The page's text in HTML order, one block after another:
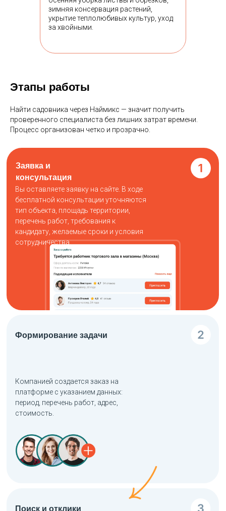
зимняя консервация растений,
укрытие теплолюбивых культур, уход
за хвойными.
Этапы работы
Найти садовника через Наймикс — значит получить
проверенного специалиста без лишних затрат времени.
Процесс организован четко и прозрачно.
Заявка и
консультация
Вы оставляете заявку на сайте. В ходе
бесплатной консультации уточняются
тип объекта, площадь территории,
перечень работ, требования к
кандидату, желаемые сроки и условия
сотрудничества.
Поиск и отклики
Компанией создается заказ на
платформе с указанием данных:
период, перечень работ, адрес,
стоимость.
Формирование задачи